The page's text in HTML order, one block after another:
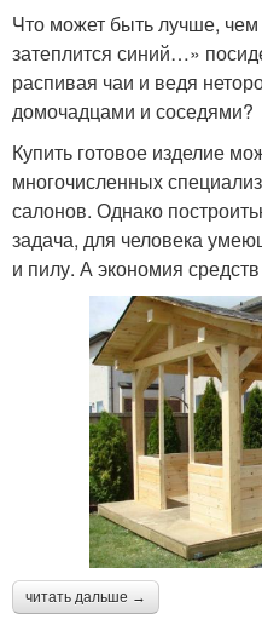
Что может быть лучше, чем
затеплится синий…»
распивая чаи и ведя
домочадцами и соседями?
Купить готовое изделие
многочисленных
салонов. Однако
задача, для человека
и пилу. А экономия
читать дальше →